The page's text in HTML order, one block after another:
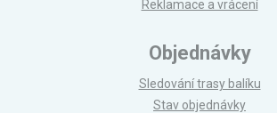
Reklamace a vrácení
Objednávky
Sledování trasy balíku
Stav objednávky